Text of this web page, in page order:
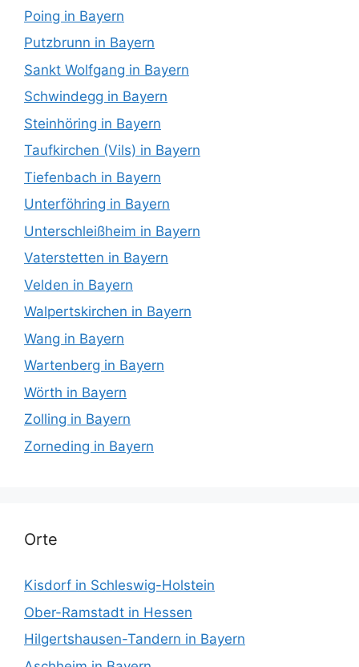
Poing in Bayern
Putzbrunn in Bayern
Sankt Wolfgang in Bayern
Schwindegg in Bayern
Steinhöring in Bayern
Taufkirchen (Vils) in Bayern
Tiefenbach in Bayern
Unterföhring in Bayern
Unterschleißheim in Bayern
Vaterstetten in Bayern
Velden in Bayern
Walpertskirchen in Bayern
Wang in Bayern
Wartenberg in Bayern
Wörth in Bayern
Zolling in Bayern
Zorneding in Bayern
Orte
Kisdorf in Schleswig-Holstein
Ober-Ramstadt in Hessen
Hilgertshausen-Tandern in Bayern